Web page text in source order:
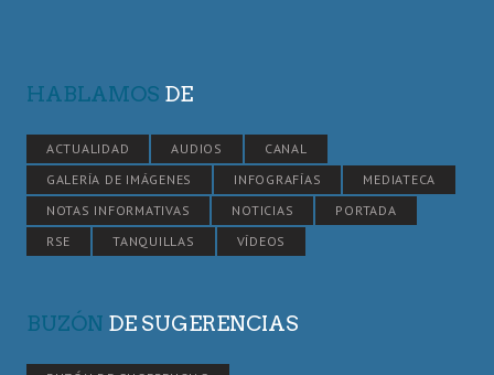
HABLAMOS DE
ACTUALIDAD AUDIOS
CANAL
GALERÍA DE IMÁGENES
INFOGRAFÍAS
MEDIATECA
NOTAS INFORMATIVAS
NOTICIAS
PORTADA
RSE
TANQUILLAS VÍDEOS
BUZÓN DE SUGERENCIAS